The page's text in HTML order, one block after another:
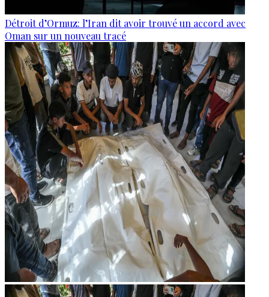
Détroit d’Ormuz: l’Iran dit avoir trouvé un accord avec
Oman sur un nouveau tracé